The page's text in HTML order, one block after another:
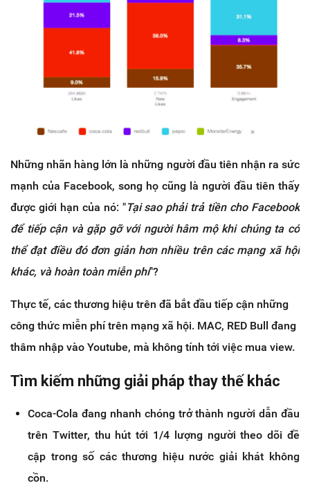
Những nhãn hàng lớn là những người đầu tiên nhận ra sức
mạnh của Facebook, song họ cũng là người đầu tiên thấy
được giới hạn của nó: "Tại sao phải trả tiền cho Facebook
để tiếp cận và gặp gỡ với người hâm mộ khi chúng ta có
thể đạt điều đó đơn giản hơn nhiều trên các mạng xã hội
khác, và hoàn toàn miễn phí"?
Thực tế, các thương hiệu trên đã bắt đầu tiếp cận những
công thức miễn phí trên mạng xã hội. MAC, RED Bull đang
thâm nhập vào Youtube, mà không tính tới việc mua view.
Tìm kiếm những giải pháp thay thế khác
Coca-Cola đang nhanh chóng trở thành người dẫn đầu
trên Twitter, thu hút tới 1/4 lượng người theo dõi đề
cập trong số các thương hiệu nước giải khát không
cồn.